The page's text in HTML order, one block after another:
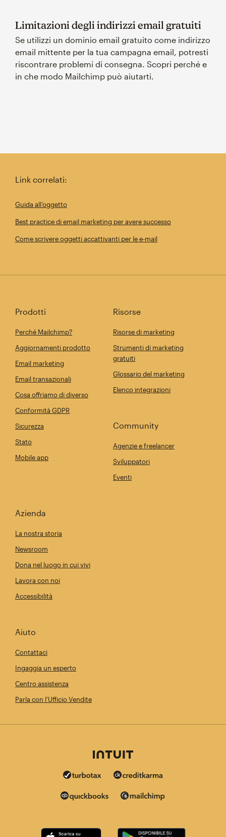
Limitazioni degli indirizzi email gratuiti
Se utilizzi un dominio email gratuito come indirizzo
email mittente per la tua campagna email, potresti
riscontrare problemi di consegna. Scopri perché e
in che modo Mailchimp può aiutarti.
Link correlati:
Guida all’oggetto
Best practice di email marketing per avere successo
Come scrivere oggetti accattivanti per le e-mail
Prodotti
Perché Mailchimp?
Aggiornamenti prodotto
Email marketing
Email transazionali
Cosa offriamo di diverso
Conformità GDPR
Sicurezza
Stato
Mobile app
Risorse
Risorse di marketing
Strumenti di marketing
gratuiti
Glossario del marketing
Elenco integrazioni
Community
Agenzie e freelancer
Sviluppatori
Eventi
Azienda
La nostra storia
Newsroom
Dona nel luogo in cui vivi
Lavora con noi
Accessibilità
Aiuto
Contattaci
Ingaggia un esperto
Centro assistenza
Parla con l'Ufficio Vendite